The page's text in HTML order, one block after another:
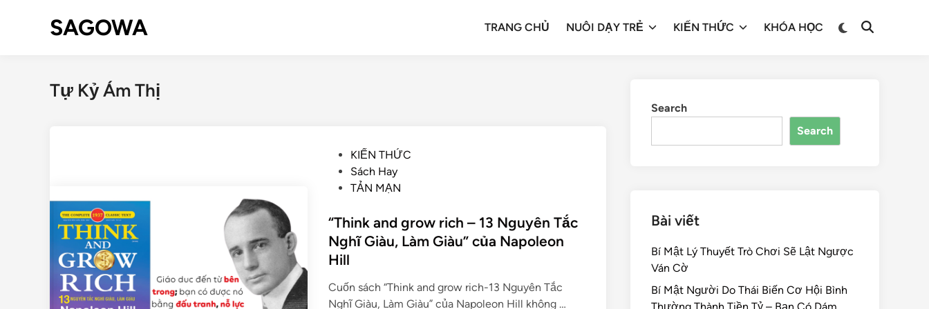
SAGOWA TRANG CHỦ NUÔI DẠY TRẺ KIẾN THỨC KHÓA HỌC
Tự Kỷ Ám Thị
KIẾN THỨC
Sách Hay
TẢN MẠN
“Think and grow rich – 13 Nguyên Tắc
Nghĩ Giàu, Làm Giàu” của Napoleon
Hill
Cuốn sách “Think and grow rich-13 Nguyên Tắc
Nghĩ Giàu, Làm Giàu” của Napoleon Hill không …
Search
Search
Bài viết
Bí Mật Lý Thuyết Trò Chơi Sẽ Lật Ngược
Ván Cờ
Bí Mật Người Do Thái Biến Cơ Hội Bình